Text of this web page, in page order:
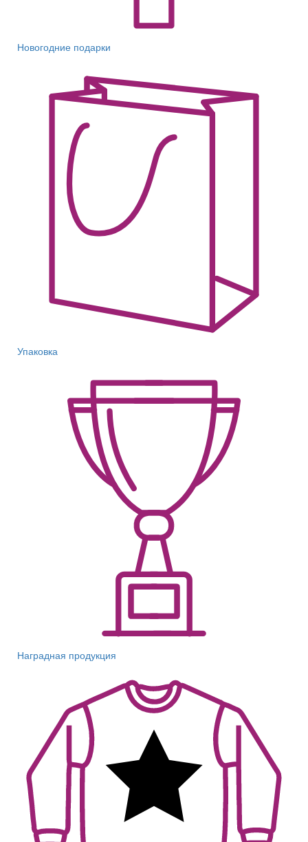
Новогодние подарки
Упаковка
Наградная продукция